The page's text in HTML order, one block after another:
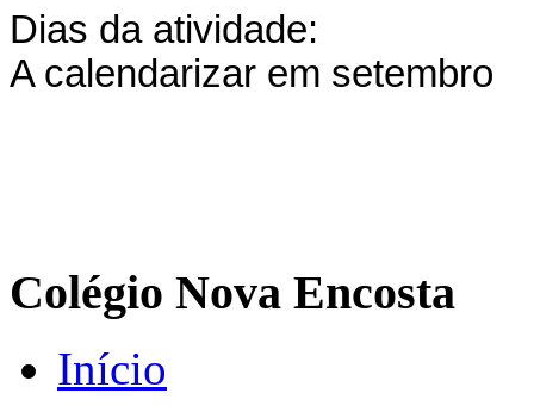
Dias da atividade:
A calendarizar em setembro
Colégio Nova Encosta
Início